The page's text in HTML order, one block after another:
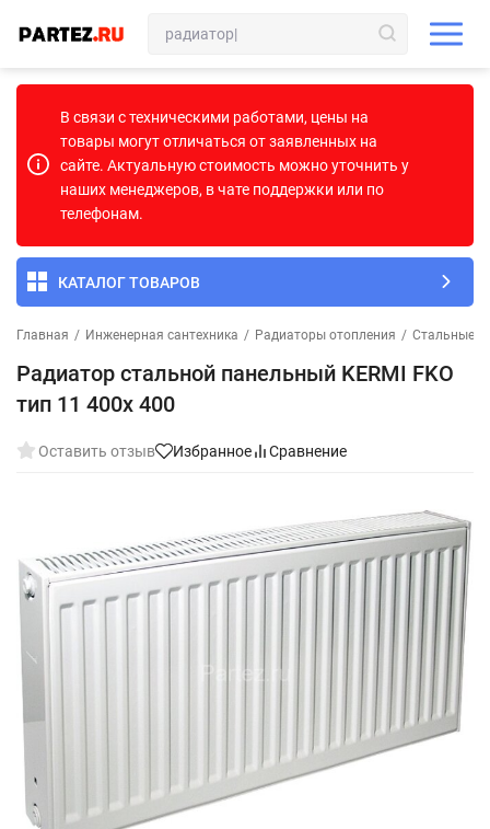
В связи с техническими работами, цены на
товары могут отличаться от заявленных на
сайте. Актуальную стоимость можно уточнить у
наших менеджеров, в чате поддержки или по
телефонам.
КАТАЛОГ ТОВАРОВ
Главная / Инженерная сантехника / Радиаторы отопления / Стальные
Радиатор стальной панельный KERMI FKO
тип 11 400х 400
Оставить отзыв Избранное Сравнение